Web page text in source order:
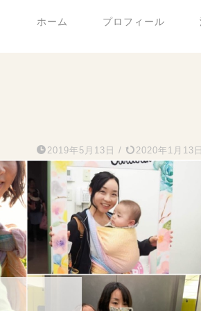
ホーム プロフィール
2019年5月13日 / 2020年1月13日